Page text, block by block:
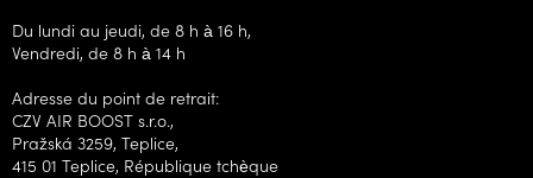
Du lundi au jeudi, de 8 h à 16 h,
Vendredi, de 8 h à 14 h
Adresse du point de retrait:
CZV AIR BOOST s.r.o.,
Pražská 3259, Teplice,
415 01 Teplice, République tchèque